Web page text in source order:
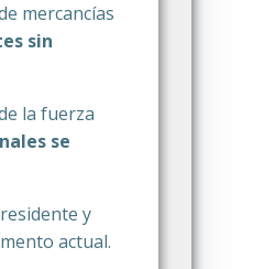
mercancías
sin
la fuerza
se
y
actual.